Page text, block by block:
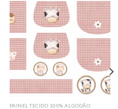
PAINEL TECIDO 100% ALGODÃO